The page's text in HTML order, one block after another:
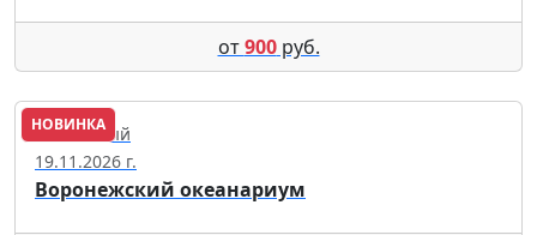
от900руб.
НОВИНКА
Солнечный
19.11.2026 г.
Воронежский океанариум